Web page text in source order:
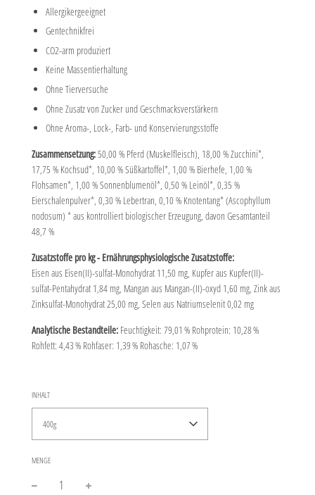
Allergikergeeignet
Gentechnikfrei
CO2-arm produziert
Keine Massentierhaltung
Ohne Tierversuche
Ohne Zusatz von Zucker und Geschmacksverstärkern
Ohne Aroma-, Lock-, Farb- und Konservierungsstoffe
Zusammensetzung:50,00 % Pferd (Muskelfleisch), 18,00 % Zucchini*,
17,75 % Kochsud*, 10,00 % Süßkartoffel*, 1,00 % Bierhefe, 1,00 %
Flohsamen*, 1,00 % Sonnenblumenöl*, 0,50 % Leinöl*, 0,35 %
Eierschalenpulver*, 0,30 % Lebertran, 0,10 % Knotentang* (Ascophyllum
nodosum) * aus kontrolliert biologischer Erzeugung, davon Gesamtanteil
48,7 %
Zusatzstoffe pro kg - Ernährungsphysiologische Zusatzstoffe:
Eisen aus Eisen(II)-sulfat-Monohydrat 11,50 mg, Kupfer aus Kupfer(II)-
sulfat-Pentahydrat 1,84 mg, Mangan aus Mangan-(II)-oxyd 1,60 mg, Zink aus
Zinksulfat-Monohydrat 25,00 mg, Selen aus Natriumselenit 0,02 mg
Analytische Bestandteile: Feuchtigkeit: 79,01 % Rohprotein: 10,28 %
Rohfett: 4,43 % Rohfaser: 1,39 % Rohasche: 1,07 %
INHALT
400g
MENGE